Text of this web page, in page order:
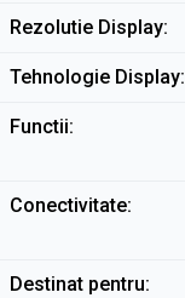
Rezolutie Display
Tehnologie Display
Functii
Conectivitate
Destinat pentru